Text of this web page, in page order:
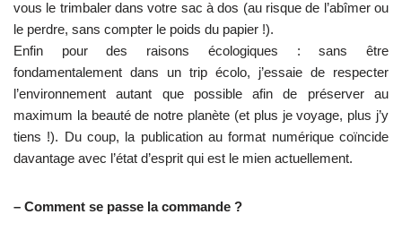
vous le trimbaler dans votre sac à dos (au risque de l’abîmer ou
le perdre, sans compter le poids du papier !).
Enfin pour des raisons écologiques : sans être
fondamentalement dans un trip écolo, j’essaie de respecter
l’environnement autant que possible afin de préserver au
maximum la beauté de notre planète (et plus je voyage, plus j’y
tiens !). Du coup, la publication au format numérique coïncide
davantage avec l’état d’esprit qui est le mien actuellement.
– Comment se passe la commande ?